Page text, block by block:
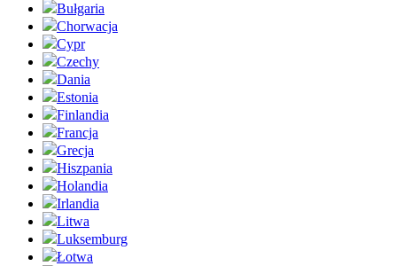
Bułgaria
Chorwacja
Cypr
Czechy
Dania
Estonia
Finlandia
Francja
Grecja
Hiszpania
Holandia
Irlandia
Litwa
Luksemburg
Łotwa